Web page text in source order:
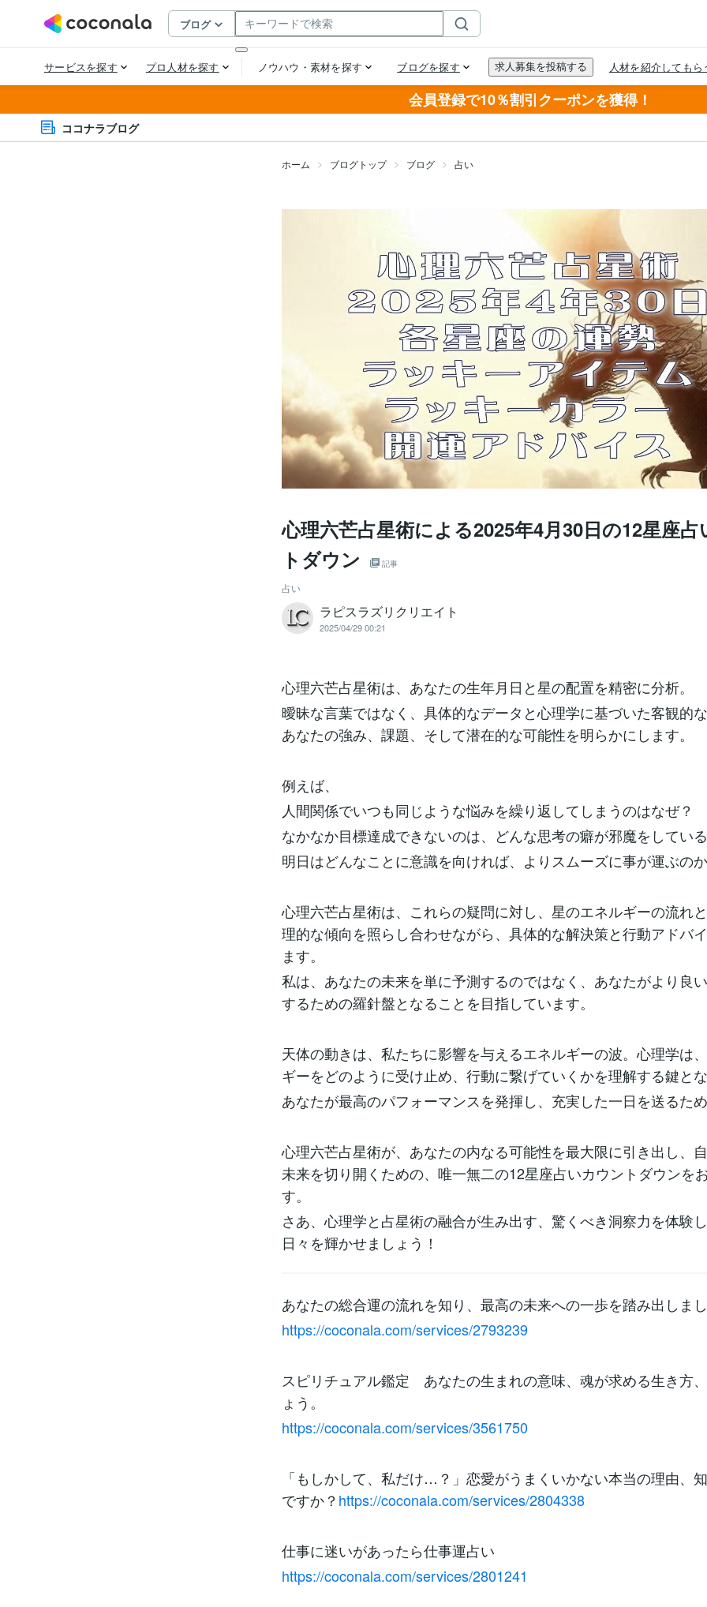
会員登録で10％割引クーポンを獲得！
ココナラブログ
ホーム ブログトップ ブログ 占い
心理六芒占星術による2025年4月30日の12星座占
トダウン
記事
占い
ラピスラズリクリエイト
2025/04/29 00:21
心理六芒占星術は、あなたの生年月日と星の配置を精密に分析。
曖昧な言葉ではなく、具体的なデータと心理学に基づいた客観的な
あなたの強み、課題、そして潜在的な可能性を明らかにします。
例えば、
人間関係でいつも同じような悩みを繰り返してしまうのはなぜ？
なかなか目標達成できないのは、どんな思考の癖が邪魔をしてい
明日はどんなことに意識を向ければ、よりスムーズに事が運ぶの
心理六芒占星術は、これらの疑問に対し、星のエネルギーの流れ
理的な傾向を照らし合わせながら、具体的な解決策と行動アドバ
ます。
私は、あなたの未来を単に予測するのではなく、あなたがより良
するための羅針盤となることを目指しています。
天体の動きは、私たちに影響を与えるエネルギーの波。心理学は
ギーをどのように受け止め、行動に繋げていくかを理解する鍵とな
あなたが最高のパフォーマンスを発揮し、充実した一日を送るため
心理六芒占星術が、あなたの内なる可能性を最大限に引き出し、
未来を切り開くための、唯一無二の12星座占いカウントダウンを
す。
さあ、心理学と占星術の融合が生み出す、驚くべき洞察力を体験
日々を輝かせましょう！
あなたの総合運の流れを知り、最高の未来への一歩を踏み出しま
https://coconala.com/services/2793239
スピリチュアル鑑定 あなたの生まれの意味、魂が求める生き方
ょう。
https://coconala.com/services/3561750
「もしかして、私だけ…？」恋愛がうまくいかない本当の理由、
ですか？ https://coconala.com/services/2804338
仕事に迷いがあったら仕事運占い
https://coconala.com/services/2801241